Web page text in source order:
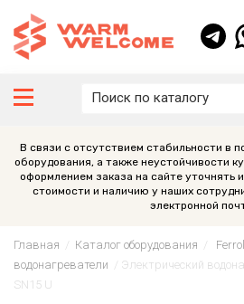
В связи с отсутствием стабильности в
оборудования, а также неустойчивости
оформлением заказа на сайте уточнять
стоимости и наличию у наших
электронной
Главная Каталог оборудования
водонагреватели
Электрический
SN15 U